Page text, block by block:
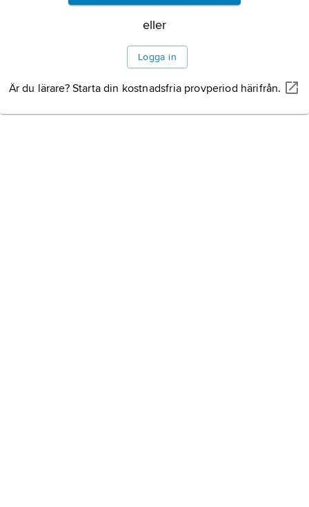
eller
Logga in
Är du lärare? Starta din kostnadsfria provperiod härifrån.